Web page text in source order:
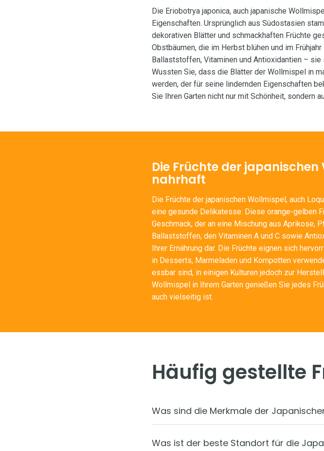
Die Eriobotrya japonica, auch japanische
Eigenschaften. Ursprünglich aus Südostasien
dekorativen Blätter und schmackhaften Früchte
Obstbäumen, die im Herbst blühen und im
Ballaststoffen, Vitaminen und Antioxidantien –
Wussten Sie, dass die Blätter der Wollmispel in
werden, der für seine lindernden Eigenschaften
Sie Ihren Garten nicht nur mit Schönheit, sondern
Die Früchte der
nahrhaft
Die Früchte der japanischen Wollmispel, auch
eine gesunde Delikatesse. Diese orange-gelben
Geschmack, der an eine Mischung aus Aprikose,
Ballaststoffen, den Vitaminen A und C sowie
Ihrer Ernährung dar. Die Früchte eignen sich
in Desserts, Marmeladen und Kompotten
essbar sind, in einigen Kulturen jedoch zur
Wollmispel in Ihrem Garten genießen Sie jedes
auch vielseitig ist.
Häufig gestellte
Was sind die Merkmale der
Was ist der beste Standort für die